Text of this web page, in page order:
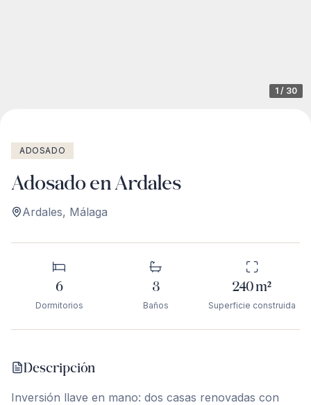
1 / 30
ADOSADO
Adosado en Ardales
Ardales, Málaga
6
Dormitorios
3
Baños
240m²
Superficie construida
Descripción
Inversión llave en mano: dos casas renovadas con